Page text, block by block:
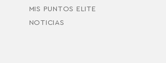
MIS PUNTOS ELITE
NOTICIAS